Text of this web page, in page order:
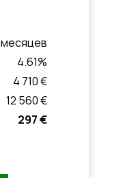
месяцeв
4.61%
4 710 €
12 560 €
297 €